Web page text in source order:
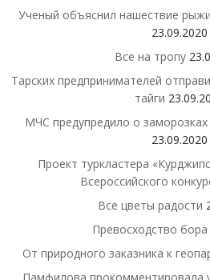
Ученый объяснил нашествие
23.09.2020
Все на тропу
Тарских предпринимателей
тайги
МЧС предупредило о
23.09.2020
Проект туркластера
Всероссийского
Все цветы радости
Превосходство бора
От природного заказника к